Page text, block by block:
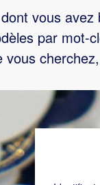
vous
par mot-